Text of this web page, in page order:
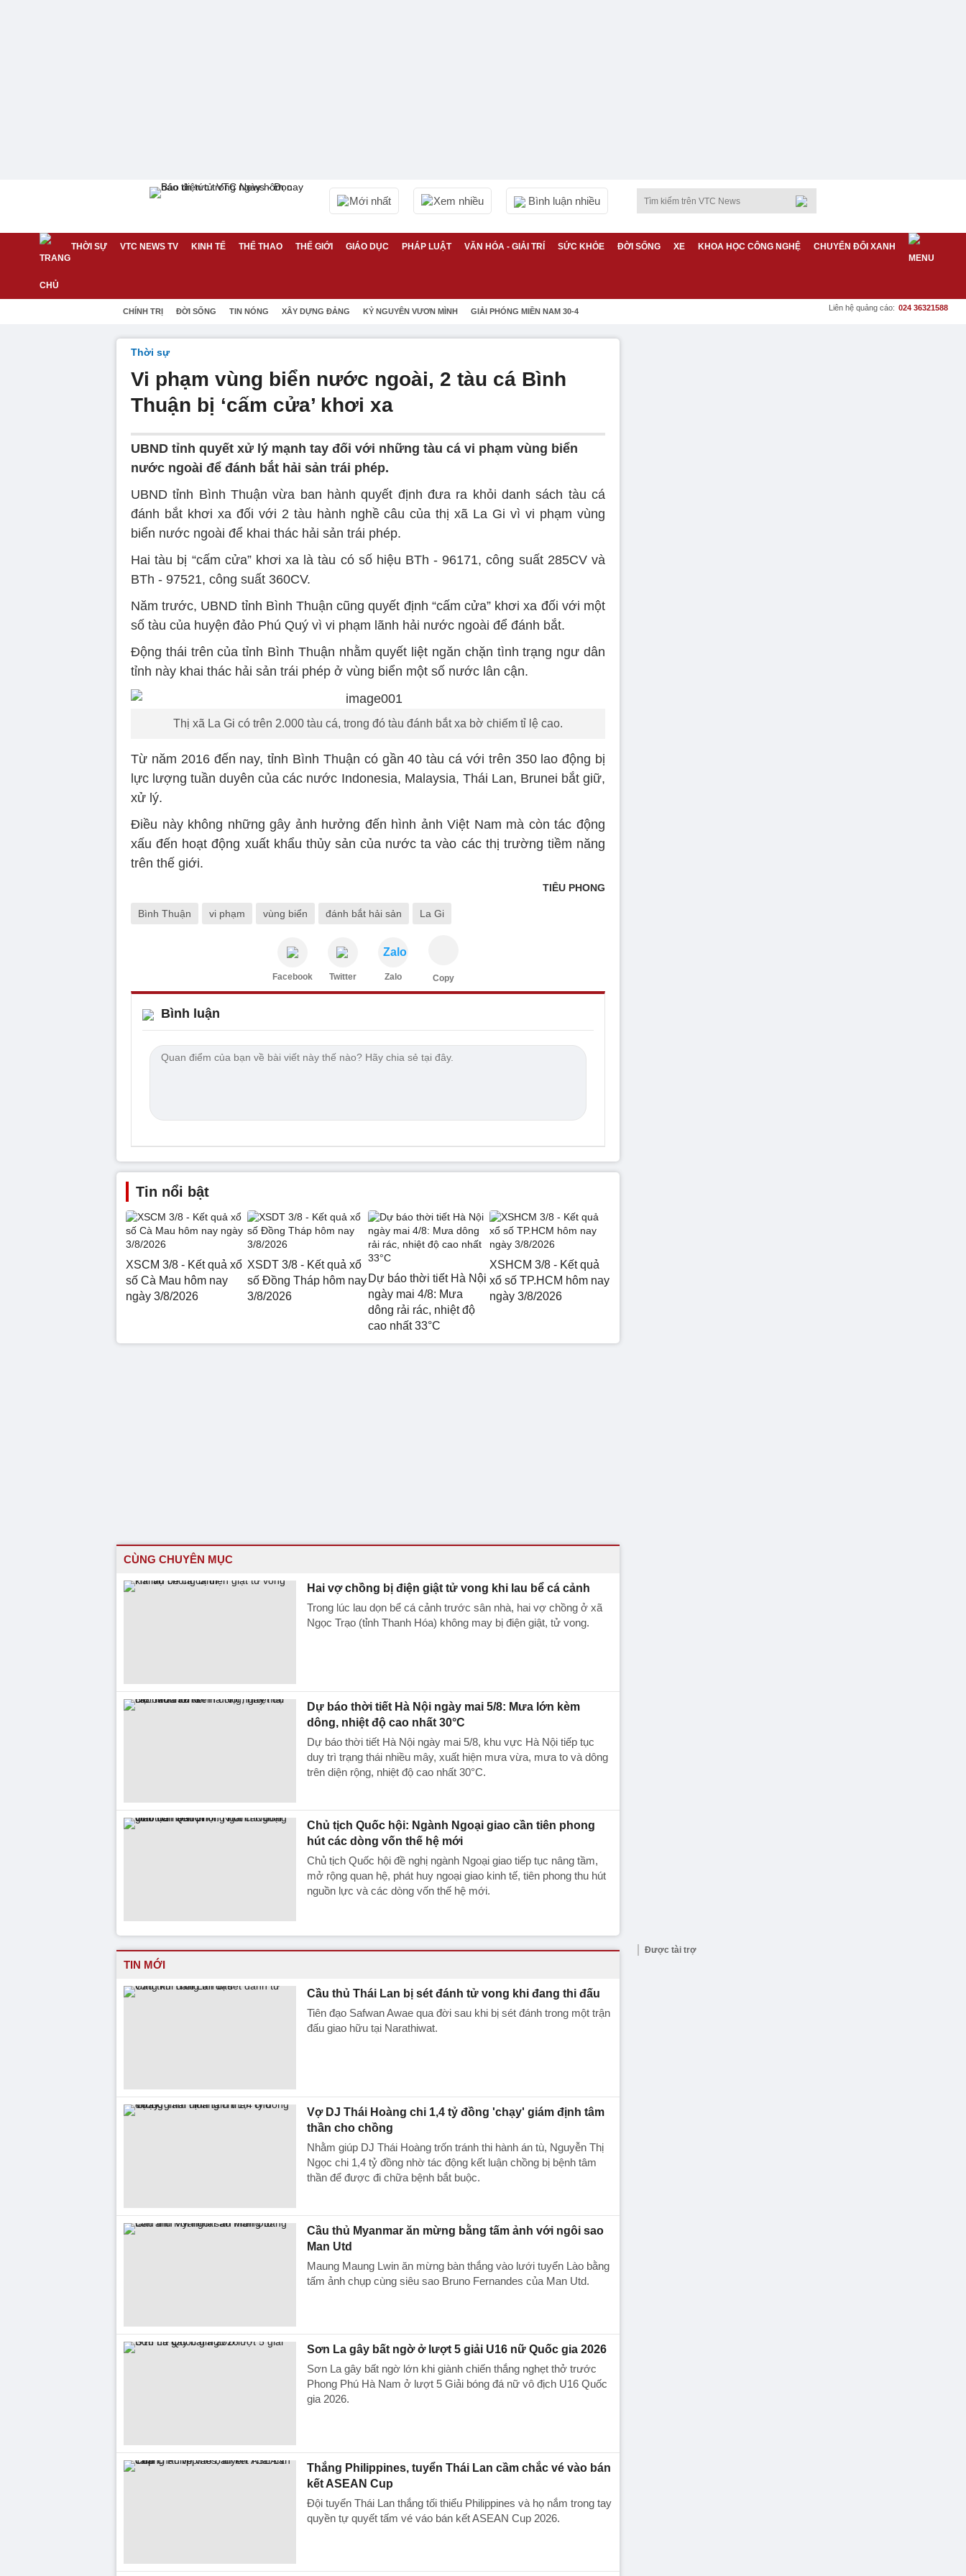
Mới nhất Xem nhiều Bình luận nhiều
THỜI SỰ VTC NEWS TV KINH TẾ THỂ THAO THẾ GIỚI GIÁO DỤC PHÁP LUẬT VĂN HÓA - GIẢI TRÍ SỨC KHỎE ĐỜI SỐNG XE KHOA HỌC CÔNG NGHỆ CHUYỂN ĐỔI XANH
CHÍNH TRỊ ĐỜI SỐNG TIN NÓNG XÂY DỰNG ĐẢNG KỶ NGUYÊN VƯƠN MÌNH GIẢI PHÓNG MIỀN NAM 30-4 Liên hệ quảng cáo: 024 36321588
Thời sự
Vi phạm vùng biển nước ngoài, 2 tàu cá Bình
Thuận bị ‘cấm cửa’ khơi xa
UBND tỉnh quyết xử lý mạnh tay đối với những tàu cá vi phạm vùng biển
nước ngoài để đánh bắt hải sản trái phép.
UBND tỉnh Bình Thuận vừa ban hành quyết định đưa ra khỏi danh sách tàu cá
đánh bắt khơi xa đối với 2 tàu hành nghề câu của thị xã La Gi vì vi phạm vùng
biển nước ngoài để khai thác hải sản trái phép.
Hai tàu bị “cấm cửa” khơi xa là tàu có số hiệu BTh - 96171, công suất 285CV và
BTh - 97521, công suất 360CV.
Năm trước, UBND tỉnh Bình Thuận cũng quyết định “cấm cửa” khơi xa đối với một
số tàu của huyện đảo Phú Quý vì vi phạm lãnh hải nước ngoài để đánh bắt.
Động thái trên của tỉnh Bình Thuận nhằm quyết liệt ngăn chặn tình trạng ngư dân
tỉnh này khai thác hải sản trái phép ở vùng biển một số nước lân cận.
Thị xã La Gi có trên 2.000 tàu cá, trong đó tàu đánh bắt xa bờ chiếm tỉ lệ cao.
Từ năm 2016 đến nay, tỉnh Bình Thuận có gần 40 tàu cá với trên 350 lao động bị
lực lượng tuần duyên của các nước Indonesia, Malaysia, Thái Lan, Brunei bắt giữ,
xử lý.
Điều này không những gây ảnh hưởng đến hình ảnh Việt Nam mà còn tác động
xấu đến hoạt động xuất khẩu thủy sản của nước ta vào các thị trường tiềm năng
trên thế giới.
TIÊU PHONG
Bình Thuận vi phạm vùng biển đánh bắt hải sản La Gi
Facebook Twitter
Zalo
Zalo Copy
Bình luận
Tin nổi bật
XSCM 3/8 - Kết quả xổ
số Cà Mau hôm nay
ngày 3/8/2026
XSDT 3/8 - Kết quả xổ
số Đồng Tháp hôm nay
3/8/2026
Dự báo thời tiết Hà Nội
ngày mai 4/8: Mưa
dông rải rác, nhiệt độ
cao nhất 33°C
XSHCM 3/8 - Kết quả
xổ số TP.HCM hôm nay
ngày 3/8/2026
CÙNG CHUYÊN MỤC
Hai vợ chồng bị điện giật tử vong khi lau bể cá cảnh
Trong lúc lau dọn bể cá cảnh trước sân nhà, hai vợ chồng ở xã
Ngọc Trạo (tỉnh Thanh Hóa) không may bị điện giật, tử vong.
Dự báo thời tiết Hà Nội ngày mai 5/8: Mưa lớn kèm
dông, nhiệt độ cao nhất 30°C
Dự báo thời tiết Hà Nội ngày mai 5/8, khu vực Hà Nội tiếp tục
duy trì trạng thái nhiều mây, xuất hiện mưa vừa, mưa to và dông
trên diện rộng, nhiệt độ cao nhất 30°C.
Chủ tịch Quốc hội: Ngành Ngoại giao cần tiên phong
hút các dòng vốn thế hệ mới
Chủ tịch Quốc hội đề nghị ngành Ngoại giao tiếp tục nâng tầm,
mở rộng quan hệ, phát huy ngoại giao kinh tế, tiên phong thu hút
nguồn lực và các dòng vốn thế hệ mới.
TIN MỚI
Cầu thủ Thái Lan bị sét đánh tử vong khi đang thi đấu
Tiên đạo Safwan Awae qua đời sau khi bị sét đánh trong một trận
đấu giao hữu tại Narathiwat.
Vợ DJ Thái Hoàng chi 1,4 tỷ đồng 'chạy' giám định tâm
thần cho chồng
Nhằm giúp DJ Thái Hoàng trốn tránh thi hành án tù, Nguyễn Thị
Ngọc chi 1,4 tỷ đồng nhờ tác động kết luận chồng bị bệnh tâm
thần để được đi chữa bệnh bắt buộc.
Cầu thủ Myanmar ăn mừng bằng tấm ảnh với ngôi sao
Man Utd
Maung Maung Lwin ăn mừng bàn thắng vào lưới tuyển Lào bằng
tấm ảnh chụp cùng siêu sao Bruno Fernandes của Man Utd.
Sơn La gây bất ngờ ở lượt 5 giải U16 nữ Quốc gia 2026
Sơn La gây bất ngờ lớn khi giành chiến thắng nghẹt thở trước
Phong Phú Hà Nam ở lượt 5 Giải bóng đá nữ vô địch U16 Quốc
gia 2026.
Thắng Philippines, tuyển Thái Lan cầm chắc vé vào bán
kết ASEAN Cup
Đội tuyển Thái Lan thắng tối thiểu Philippines và họ nắm trong tay
quyền tự quyết tấm vé váo bán kết ASEAN Cup 2026.
Được tài trợ